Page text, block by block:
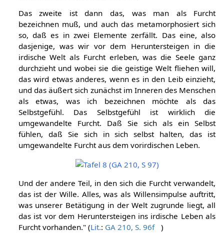
Das zweite ist dann das, was man als Furcht
bezeichnen muß, und auch das metamorphosiert sich
so, daß es in zwei Elemente zerfällt. Das eine, also
dasjenige, was wir vor dem Heruntersteigen in die
irdische Welt als Furcht erleben, was die Seele ganz
durchzieht und wobei sie die geistige Welt fliehen will,
das wird etwas anderes, wenn es in den Leib einzieht,
und das äußert sich zunächst im Inneren des Menschen
als etwas, was ich bezeichnen möchte als das
Selbstgefühl. Das Selbstgefühl ist wirklich die
umgewandelte Furcht. Daß Sie sich als ein Selbst
fühlen, daß Sie sich in sich selbst halten, das ist
umgewandelte Furcht aus dem vorirdischen Leben.
Und der andere Teil, in den sich die Furcht verwandelt,
das ist der Wille. Alles, was als Willensimpulse auftritt,
was unserer Betätigung in der Welt zugrunde liegt, all
das ist vor dem Heruntersteigen ins irdische Leben als
Furcht vorhanden." (Lit.: GA 210, S. 96f )